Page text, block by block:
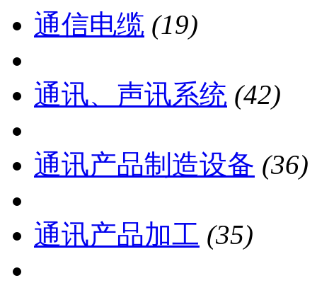
通信电缆 (19)
通讯、声讯系统 (42)
通讯产品制造设备 (36)
通讯产品加工 (35)